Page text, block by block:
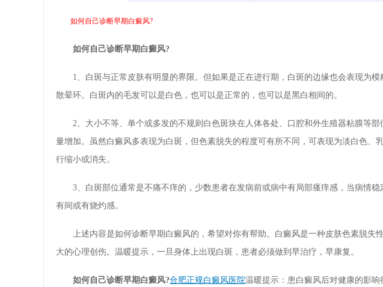
如何自己诊断早期白癜风?
如何自己诊断早期白癜风?
1、白斑与正常皮肤有明显的界限。但如果是正在进行期，白斑的边缘也会表现为模
散晕环。白斑内的毛发可以是白色，也可以是正常的，也可以是黑白相间的。
2、大小不等、单个或多发的不规则白色斑块在人体各处、口腔和外生殖器粘膜等部
量增加。虽然白癜风多表现为白斑，但色素脱失的程度可有所不同，可表现为淡白色、
行缩小或消失。
3、白斑部位通常是不痛不痒的，少数患者在发病前或病中有局部瘙痒感，当病情稳
有间或有烧灼感。
上述内容是如何诊断早期白癜风的，希望对你有帮助。白癜风是一种皮肤色素脱失
大的心理创伤。温暖提示，一旦身体上出现白斑，患者必须做到早治疗，早康复。
如何自己诊断早期白癜风?合肥正规白癜风医院温暖提示：患白癜风后对健康的影